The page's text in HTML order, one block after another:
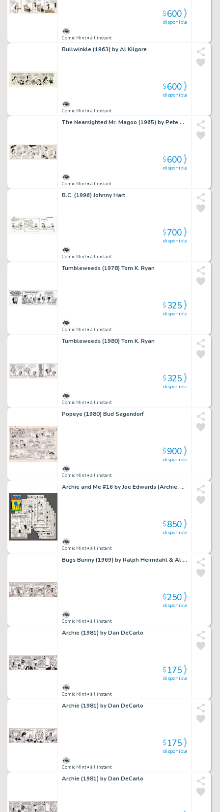
Comic Mint• à l'instant
disponible
$600
Bullwinkle (1963) by Al Kilgore
Comic Mint• à l'instant
disponible
$600
The Nearsighted Mr. Magoo (1965) by Pete Alvarado
Comic Mint• à l'instant
disponible
$600
B.C. (1996) Johnny Hart
Comic Mint• à l'instant
disponible
$700
Tumbleweeds (1978) Tom K. Ryan
Comic Mint• à l'instant
disponible
$325
Tumbleweeds (1980) Tom K. Ryan
Comic Mint• à l'instant
disponible
$325
Popeye (1980) Bud Sagendorf
Comic Mint• à l'instant
disponible
$900
Archie and Me #16 by Joe Edwards (Archie, 1967)
Comic Mint• à l'instant
disponible
$850
Bugs Bunny (1969) by Ralph Heimdahl & Al Stoffel
Comic Mint• à l'instant
disponible
$250
Archie (1981) by Dan DeCarlo
Comic Mint• à l'instant
disponible
$175
Archie (1981) by Dan DeCarlo
Comic Mint• à l'instant
disponible
$175
Archie (1981) by Dan DeCarlo